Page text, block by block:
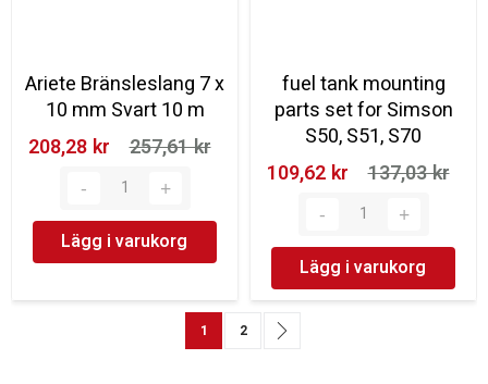
Ariete Bränsleslang 7 x
10 mm Svart 10 m
208,28 kr‎
257,61 kr‎
Lägg i varukorg
fuel tank mounting
parts set for Simson
S50, S51, S70
109,62 kr‎
137,03 kr‎
Lägg i varukorg
SidaYou're currently reading page
1 Sida
2